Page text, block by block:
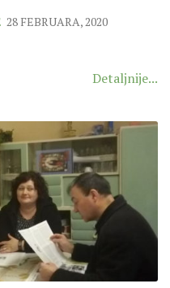
28 FEBRUARA, 2020
Detaljnije...